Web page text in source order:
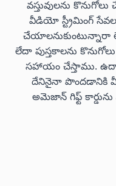
వస్తువులను
వీడియో స్ట్రీమింగ్
చేయాలనుకుంటున్నారా
లేదా పుస్తకాలను
సహాయం చేస్తాము.
దేనినైనా పొందడానికి
అమెజాన్ గిఫ్ట్